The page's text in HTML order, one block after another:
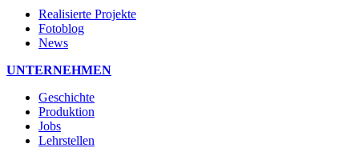
Realisierte Projekte
Fotoblog
News
UNTERNEHMEN
Geschichte
Produktion
Jobs
Lehrstellen